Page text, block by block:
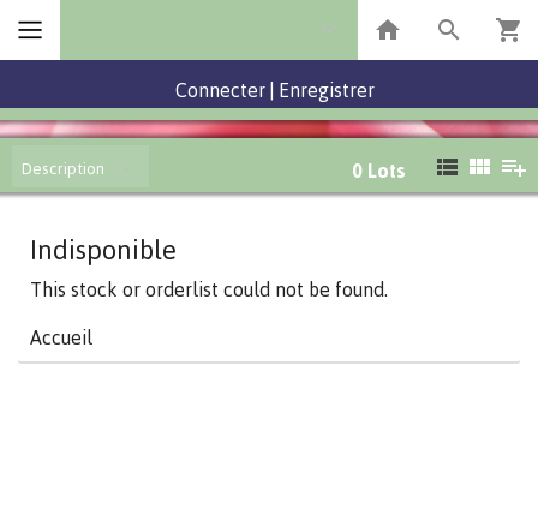
Connecter Enregistrer
Description 0 Lots
Indisponible
This stock or orderlist could not be found.
Accueil